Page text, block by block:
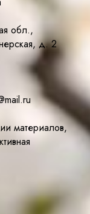
обл.,
д. 2
материалов,